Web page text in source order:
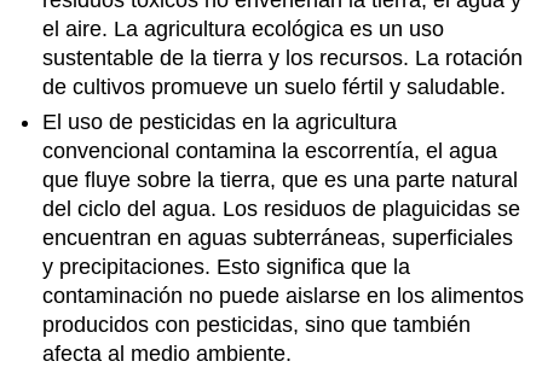
el aire. La agricultura ecológica es un uso
sustentable de la tierra y los recursos. La rotación
de cultivos promueve un suelo fértil y saludable.
El uso de pesticidas en la agricultura
convencional contamina la escorrentía, el agua
que fluye sobre la tierra, que es una parte natural
del ciclo del agua. Los residuos de plaguicidas se
encuentran en aguas subterráneas, superficiales
y precipitaciones. Esto significa que la
contaminación no puede aislarse en los alimentos
producidos con pesticidas, sino que también
afecta al medio ambiente.